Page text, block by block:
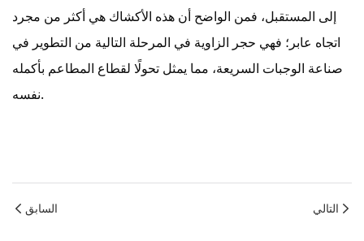
إلى المستقبل، فمن الواضح أن هذه الأكشاك هي أكثر من مجرد
اتجاه عابر؛ فهي حجر الزاوية في المرحلة التالية من التطوير في
صناعة الوجبات السريعة، مما يمثل تحولًا لقطاع المطاعم بأكمله
نفسه.
السابق التالي